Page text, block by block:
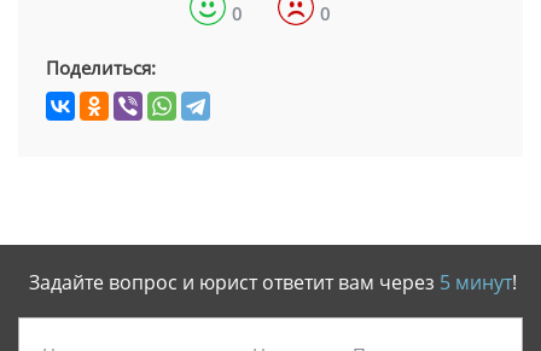
0 0
Поделиться:
Задайте вопрос и юрист ответит вам через 5 минут!